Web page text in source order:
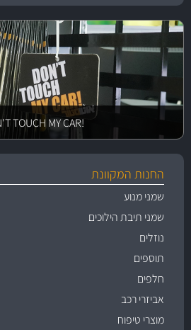
!DON'T TOUCH MY CAR
החנות המקוונת
שמני מנוע
שמני תיבת הילוכים
נוזלים
תוספים
חלפים
אביזרי רכב
מוצרי טיפוח